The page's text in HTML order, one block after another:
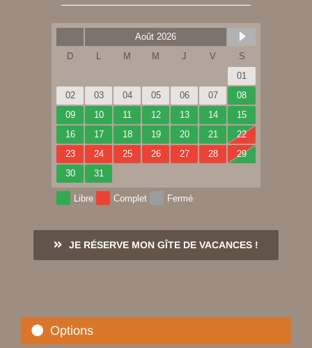
Août 2026
D
L M M J V
S
01
02
03 04 05 06 07
08
09
10 11 12 13 14
15
16
17 18 19 20 21
22
23
24 25 26 27 28
29
30
31
Libre Complet Fermé
JE RÉSERVE MON GÎTE DE VACANCES !
Options